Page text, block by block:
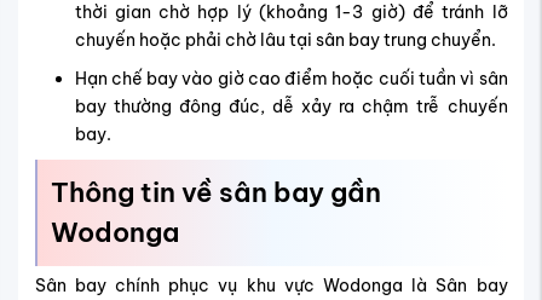
thời gian chờ hợp lý (khoảng 1-3 giờ) để tránh lỡ
chuyến hoặc phải chờ lâu tại sân bay trung chuyển.
Hạn chế bay vào giờ cao điểm hoặc cuối tuần vì sân
bay thường đông đúc, dễ xảy ra chậm trễ chuyến
bay.
Thông tin về sân bay gần
Wodonga
Sân bay chính phục vụ khu vực Wodonga là Sân bay